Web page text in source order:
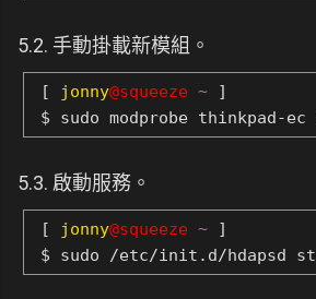
5.2. 手動掛載新模組。
[ jonny@squeeze ~ ]
$ sudo modprobe thinkpad-ec
5.3. 啟動服務。
[ jonny@squeeze ~ ]
$ sudo /etc/init.d/hdapsd